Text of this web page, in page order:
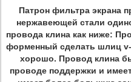
Патрон фильтра экрана
нержавеющей стали
провода клина как ниже:
форменный сделать шлиц
хорошо. Провод клина
проводе поддержки и